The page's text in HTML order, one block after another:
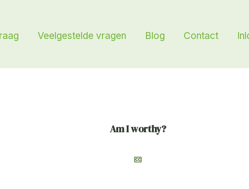
Veelgestelde vragen Blog Contact
Am I worthy?